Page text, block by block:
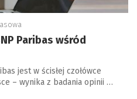
Paribas wśród
jest w ścisłej czołówce
– wynika z badania opinii …